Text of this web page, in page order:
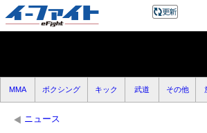
MMA ボクシング キック 武道 その他
ニュース